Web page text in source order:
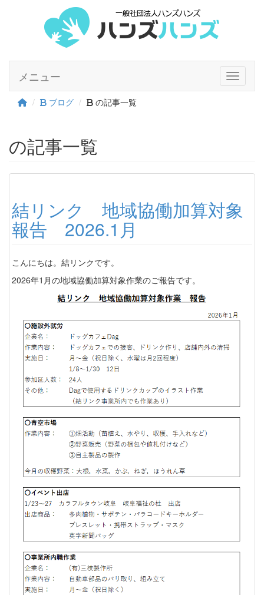
Toggle
メニュー
ブログ の記事一覧
の記事一覧
結リンク 地域協働加算対象
報告 2026.1月
こんにちは。結リンクです。
2026年1月の地域協働加算対象作業のご報告です。